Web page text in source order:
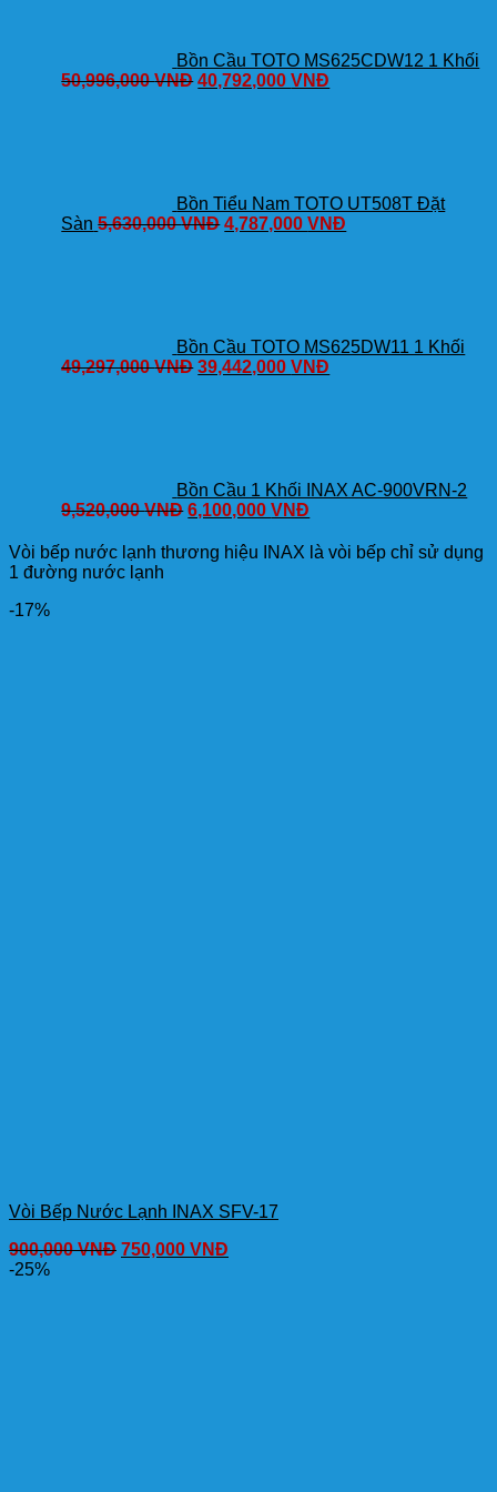
Bồn Cầu TOTO MS625CDW12 1 Khối
50,996,000VNĐ 40,792,000VNĐ
Bồn Tiểu Nam TOTO UT508T Đặt
Sàn 5,630,000VNĐ 4,787,000VNĐ
Bồn Cầu TOTO MS625DW11 1 Khối
49,297,000VNĐ 39,442,000VNĐ
Bồn Cầu 1 Khối INAX AC-900VRN-2
9,520,000VNĐ 6,100,000VNĐ
Vòi bếp nước lạnh thương hiệu INAX là vòi bếp chỉ sử dụng
1 đường nước lạnh
-17%
Vòi Bếp Nước Lạnh INAX SFV-17
900,000VNĐ 750,000 VNĐ
-25%